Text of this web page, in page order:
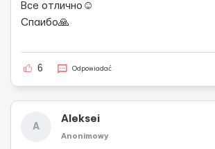
Все отлично☺️
Спаибо🙏
6 Odpowiadać
A
Aleksei
Anonimowy